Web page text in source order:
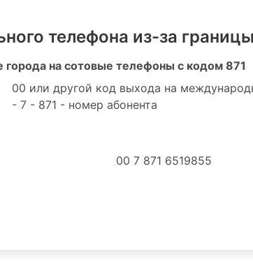
телефона из-за границы
города на сотовые телефоны с кодом 871
00 или другой код выхода на
- 7 - 871 - номер абонента
00 7 871 6519855